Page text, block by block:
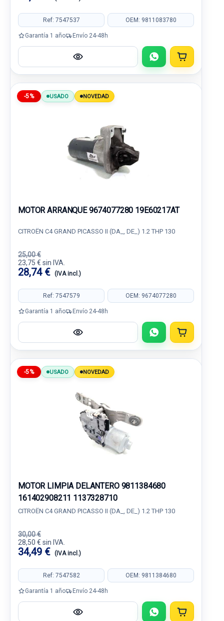
Ref: 7547537 OEM: 9811083780
Garantía 1 año Envío 24-48h
-5% USADO NOVEDAD
MOTOR ARRANQUE 9674077280 19E60217AT
CITROËN C4 GRAND PICASSO II (DA_, DE_) 1.2 THP 130
25,00 €
23,75 € sin IVA.
28,74 € (IVA incl.)
Ref: 7547579 OEM: 9674077280
Garantía 1 año Envío 24-48h
-5% USADO NOVEDAD
MOTOR LIMPIA DELANTERO 9811384680
161402908211 1137328710
CITROËN C4 GRAND PICASSO II (DA_, DE_) 1.2 THP 130
30,00 €
28,50 € sin IVA.
34,49 € (IVA incl.)
Ref: 7547582 OEM: 9811384680
Garantía 1 año Envío 24-48h